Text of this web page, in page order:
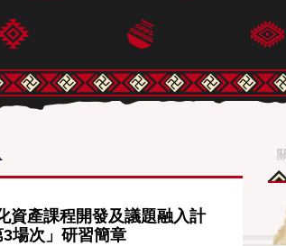
資產課程開發及議題融入計
場次」研習簡章